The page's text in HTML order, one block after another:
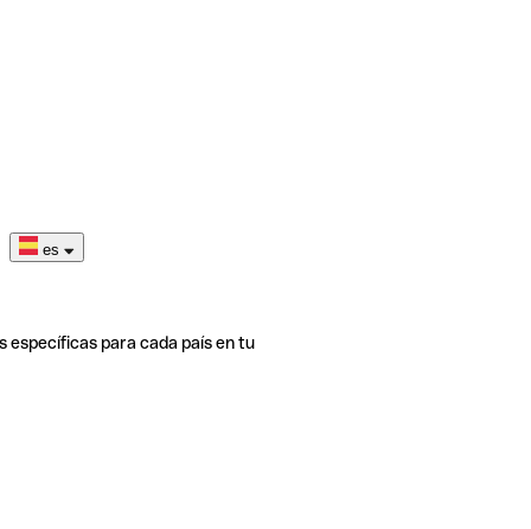
es
específicas para cada país en tu